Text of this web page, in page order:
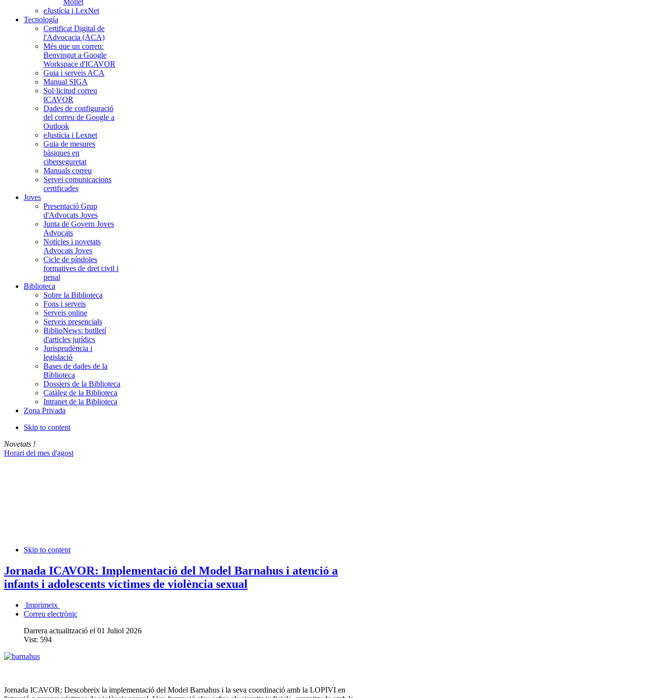
eJustícia i LexNet
Tecnología
Certificat Digital de
l'Advocacia (ACA)
Més que un correu:
Benvingut a Google
Workspace d'ICAVOR
Guia i serveis ACA
Manual SIGA
Sol·licitud correu
ICAVOR
Dades de configuració
del correu de Google a
Outlook
eJustícia i Lexnet
Guia de mesures
bàsiques en
ciberseguretat
Manuals correu
Servei comunicacions
certificades
Joves
Presentació Grup
d'Advocats Joves
Junta de Govern Joves
Advocats
Notícies i novetats
Advocats Joves
Cicle de píndoles
formatives de dret civil i
penal
Biblioteca
Sobre la Biblioteca
Fons i serveis
Serveis online
Serveis presencials
BiblioNews: butlletí
d'articles jurídics
Jurisprudència i
legislació
Bases de dades de la
Biblioteca
Dossiers de la Biblioteca
Catàleg de la Biblioteca
Intranet de la Biblioteca
Zona Privada
Skip to content
Novetats !
Horari del mes d'agost
Skip to content
Jornada ICAVOR: Implementació del Model Barnahus i atenció a
infants i adolescents víctimes de violència sexual
Imprimeix
Correu electrònic
Darrera actualització el 01 Juliol 2026
Vist: 594
Jornada ICAVOR: Descobreix la implementació del Model Barnahus i la seva coordinació amb la LOPIVI en